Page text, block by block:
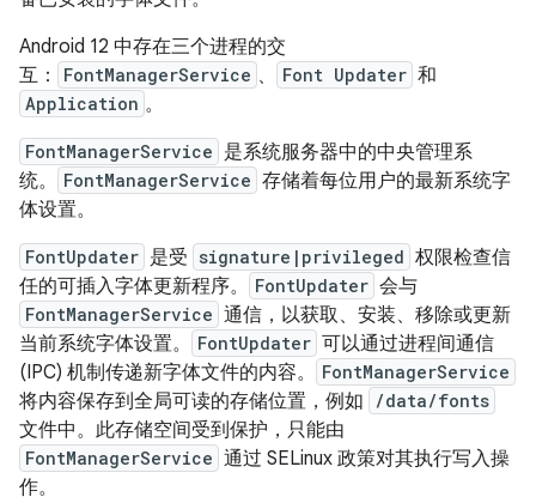
Android 12 中存在三个进程的交
互：
FontManagerService 、 Font Updater 和
Application 。
FontManagerService 是系统服务器中的中央管理系
统。
FontManagerService 存储着每位用户的最新系统字
体设置。
FontUpdater 是受 signature|privileged 权限检查信
任的可插入字体更新程序。
FontUpdater 会与
FontManagerService 通信，以获取、安装、移除或更新
当前系统字体设置。
FontUpdater 可以通过进程间通信
(IPC) 机制传递新字体文件的内容。
FontManagerService
将内容保存到全局可读的存储位置，例如 /data/fonts
文件中。此存储空间受到保护，只能由
FontManagerService 通过 SELinux 政策对其执行写入操
作。